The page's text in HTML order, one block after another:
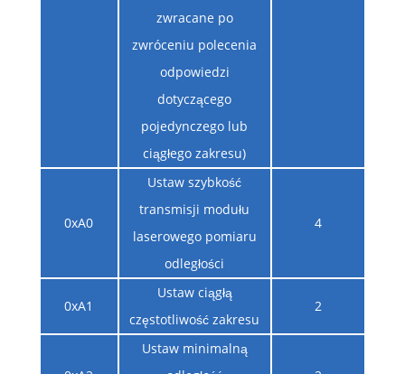
zwracane po
zwróceniu polecenia
odpowiedzi
dotyczącego
pojedynczego lub
ciągłego zakresu)
0xA0
Ustaw szybkość
transmisji modułu
laserowego pomiaru
odległości
4
0xA1
Ustaw ciągłą
częstotliwość zakresu
2
Ustaw minimalną